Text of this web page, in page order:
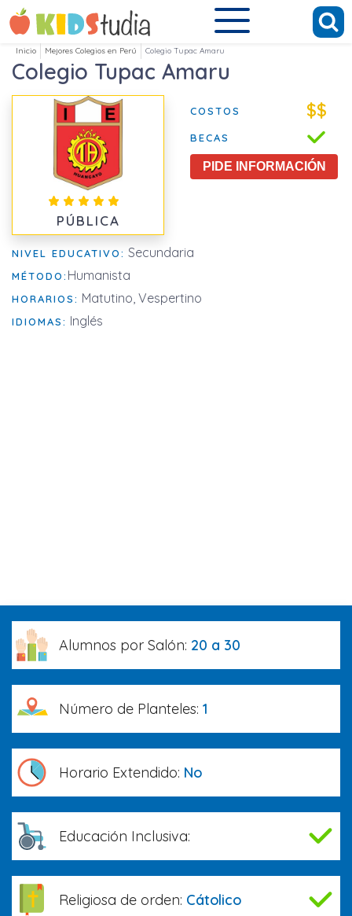
Inicio Mejores Colegios en Perú Colegio Tupac Amaru
Colegio Tupac Amaru
PÚBLICA
COSTOS $$
BECAS
PIDE INFORMACIÓN
NIVEL EDUCATIVO: Secundaria
MÉTODO: Humanista
HORARIOS: Matutino, Vespertino
IDIOMAS: Inglés
Alumnos por Salón: 20 a 30
Número de Planteles: 1
Horario Extendido: No
Educación Inclusiva:
Religiosa de orden: Cátolico